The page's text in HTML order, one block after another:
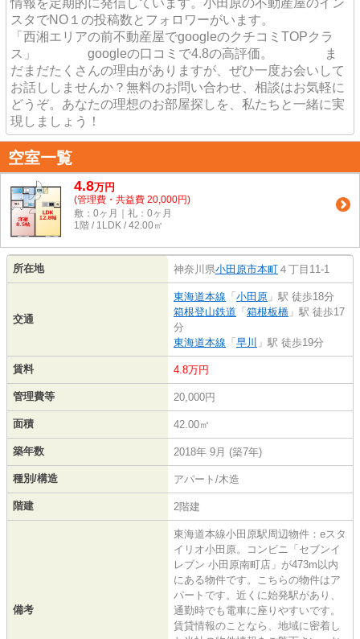
情報を定期的に発信しています。小田原の不動産屋のイン
スタでNO１の投稿数とフォロワーがいます。
「西湘エリアの前不動産屋でgoogleのクチコミTOPクラ
ス」 googleの口コミで4.8の高評価。 ま
だまだたくさんの理由がありますが、ぜひ一度お会いして
お話ししませんか？無料のお問い合わせ、相談はお気軽に
どうぞ。あなたの理想のお部屋探しを、私たちと一緒に実
現しましょう！
空室一覧
4.8万円
(管理費・共益費 20,000円)
敷：0ヶ月｜礼：0ヶ月
1階 / 1LDK / 42.00㎡
所在地 神奈川県小田原市本町 ４丁目11-1
交通
東海道本線 「 小田原 」駅 徒歩18分
箱根登山鉄道 「 箱根板橋 」駅 徒歩17
分
東海道本線 「 早川 」駅 徒歩19分
賃料 4.8万円
管理費等 20,000円
面積 42.00㎡
築年数 2018年 9月 (築7年)
種別/構造 アパート/木造
階建 2階建
備考
東海道本線小田原駅周辺物件：eスタ
イリオ小田原。コンビニ「セブンイ
レブン 小田原南町店」が473m以内
にある物件です。こちらの物件はア
パートです。近くに始発駅があり、
通勤時でも電車に座りやすいです。
賃貸情報のことなら、地域に密着し